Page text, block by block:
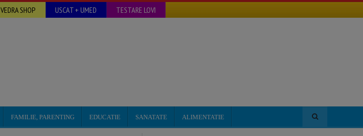
VEDRA SHOP USCAT + UMED TESTARE LOVI
FAMILIE, PARENTING EDUCATIE SANATATE ALIMENTATIE